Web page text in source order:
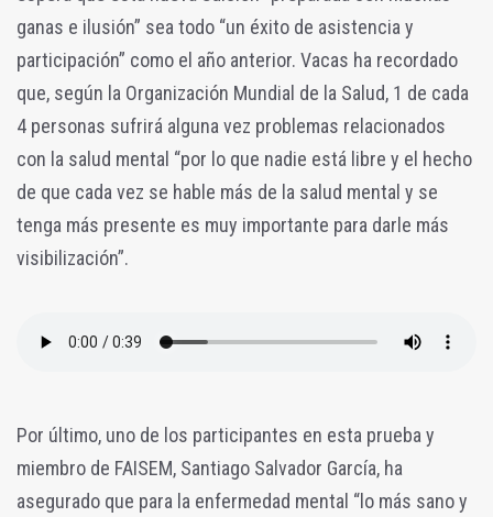
ganas e ilusión” sea todo “un éxito de asistencia y
participación” como el año anterior. Vacas ha recordado
que, según la Organización Mundial de la Salud, 1 de cada
4 personas sufrirá alguna vez problemas relacionados
con la salud mental “por lo que nadie está libre y el hecho
de que cada vez se hable más de la salud mental y se
tenga más presente es muy importante para darle más
visibilización”.
Por último, uno de los participantes en esta prueba y
miembro de FAISEM, Santiago Salvador García, ha
asegurado que para la enfermedad mental “lo más sano y